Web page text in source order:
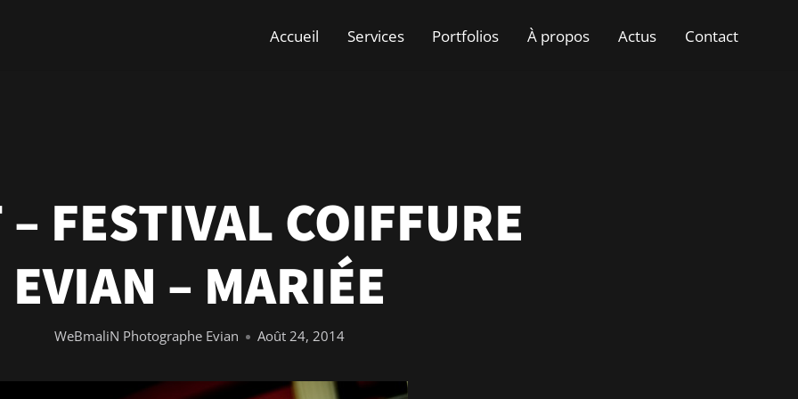
Accueil Services Portfolios À propos Actus Contact
FESTIVAL COIFFURE
EVIAN – MARIÉE
WeBmaliN Photographe Evian Août 24, 2014